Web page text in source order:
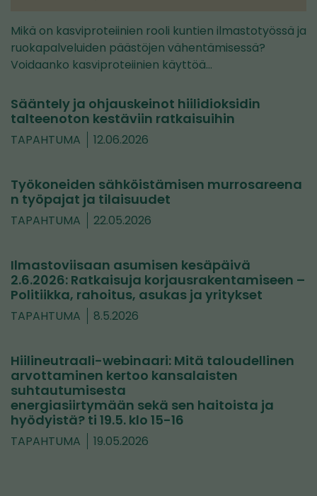
Mikä on kasviproteiinien rooli kuntien ilmastotyössä ja
ruokapalveluiden päästöjen vähentämisessä?
Voidaanko kasviproteiinien käyttöä…
Sääntely ja ohjauskeinot hiilidioksidin
talteenoton kestäviin ratkaisuihin
TAPAHTUMA 12.06.2026
Työkoneiden sähköistämisen murrosareena
n työpajat ja tilaisuudet
TAPAHTUMA 22.05.2026
Ilmastoviisaan asumisen kesäpäivä
2.6.2026: Ratkaisuja korjausrakentamiseen –
Politiikka, rahoitus, asukas ja yritykset
TAPAHTUMA 8.5.2026
Hiilineutraali-webinaari: Mitä taloudellinen
arvottaminen kertoo kansalaisten
suhtautumisesta
energiasiirtymään sekä sen haitoista ja
hyödyistä? ti 19.5. klo 15-16
TAPAHTUMA 19.05.2026